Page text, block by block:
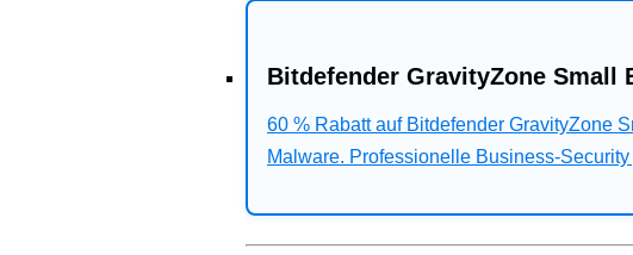
Bitdefender GravityZone Small
60 % Rabatt auf Bitdefender GravityZone
Malware. Professionelle Business-